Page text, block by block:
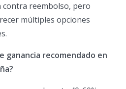
contra reembolso, pero
múltiples opciones
ganancia recomendado en